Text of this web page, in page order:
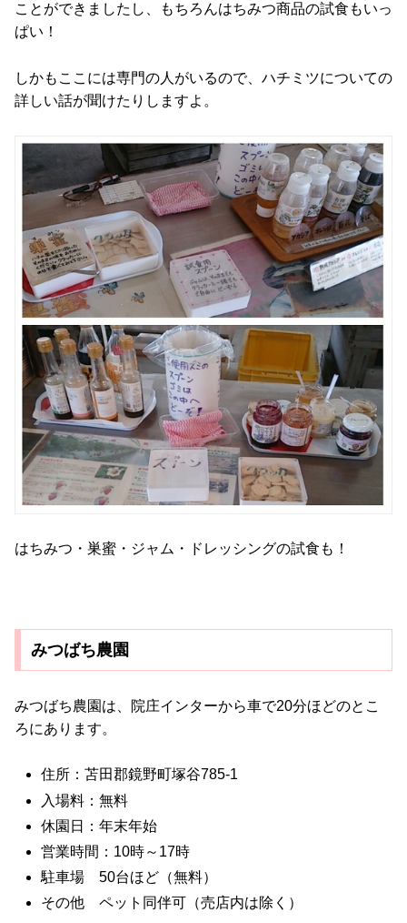
ことができましたし、もちろんはちみつ商品の試食もいっ
ぱい！
しかもここには専門の人がいるので、ハチミツについての
詳しい話が聞けたりしますよ。
はちみつ・巣蜜・ジャム・ドレッシングの試食も！
みつばち農園
みつばち農園は、院庄インターから車で20分ほどのとこ
ろにあります。
住所：苫田郡鏡野町塚谷785-1
入場料：無料
休園日：年末年始
営業時間：10時～17時
駐車場 50台ほど（無料）
その他 ペット同伴可（売店内は除く）